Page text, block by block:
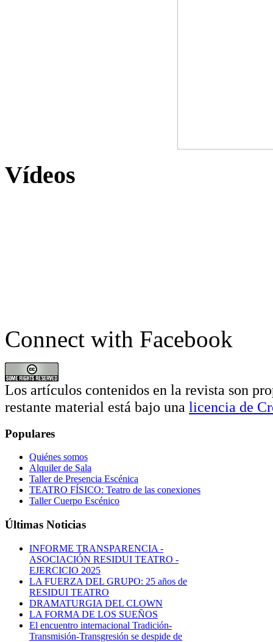
Vídeos
Connect with Facebook
Los artículos contenidos en la revista son
restante material está bajo una licencia de
Populares
Quiénes somos
Alquiler de Sala
Taller de Presencia Escénica
TEATRO FÍSICO: Teatro de las conexiones
Taller Cuerpo Escénico
Últimas Noticias
INFORME TRANSPARENCIA -
ASOCIACIÓN RESIDUI TEATRO -
EJERCICIO 2025
LA FUERZA DEL GRUPO: 25 años de
RESIDUI TEATRO
DRAMATURGIA DEL CLOWN
LA FORMA DE LOS SUEÑOS
El encuentro internacional Tradición-
Transmisión-Transgresión se despide de